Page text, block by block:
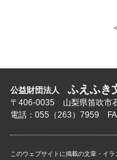
公益財団法人 ふえふき
〒406-0035 山梨県笛吹市
電話：055（263）7959
このウェブサイトに掲載の文章・イ